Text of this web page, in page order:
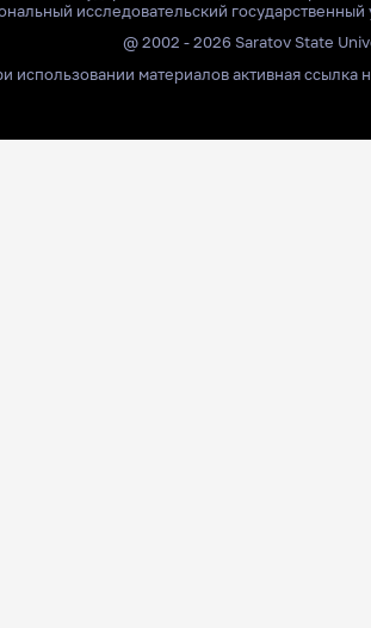
исследовательский
@ 2002 - 2026 Saratov State
использовании материалов активная ссылка